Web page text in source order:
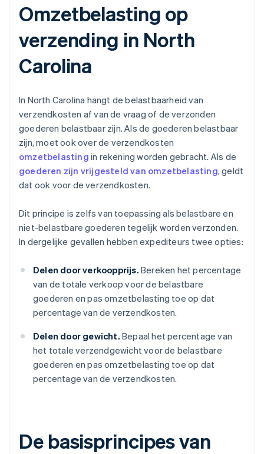
Omzetbelasting op
verzending in North
Carolina
In North Carolina hangt de belastbaarheid van
verzendkosten af van de vraag of de verzonden
goederen belastbaar zijn. Als de goederen belastbaar
zijn, moet ook over de verzendkosten
omzetbelasting in rekening worden gebracht. Als de
goederen zijn vrijgesteld van omzetbelasting, geldt
dat ook voor de verzendkosten.
Dit principe is zelfs van toepassing als belastbare en
niet-belastbare goederen tegelijk worden verzonden.
In dergelijke gevallen hebben expediteurs twee opties:
Delen door verkoopprijs. Bereken het percentage
van de totale verkoop voor de belastbare
goederen en pas omzetbelasting toe op dat
percentage van de verzendkosten.
Delen door gewicht. Bepaal het percentage van
het totale verzendgewicht voor de belastbare
goederen en pas omzetbelasting toe op dat
percentage van de verzendkosten.
De basisprincipes van